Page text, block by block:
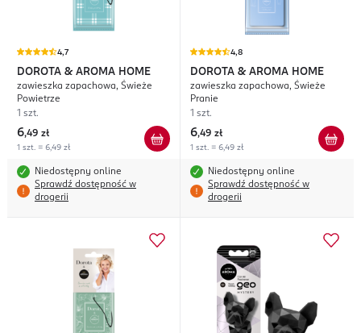
4,7
DOROTA & AROMA HOME
zawieszka zapachowa, Świeże
Powietrze
1 szt.
6,49 zł
1 szt. = 6,49 zł
Niedostępny online
Sprawdź dostępność w
drogerii
4,8
DOROTA & AROMA HOME
zawieszka zapachowa, Świeże
Pranie
1 szt.
6,49 zł
1 szt. = 6,49 zł
Niedostępny online
Sprawdź dostępność w
drogerii